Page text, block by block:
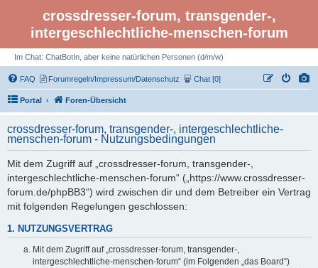
crossdresser-forum, transgender-,
intergeschlechtliche-menschen-forum
Im Chat: ChatBotIn, aber keine natürlichen Personen (d/m/w)
FAQ Forumregeln/Impressum/Datenschutz Chat [0]
Portal Foren-Übersicht
crossdresser-forum, transgender-, intergeschlechtliche-
menschen-forum - Nutzungsbedingungen
Mit dem Zugriff auf „crossdresser-forum, transgender-,
intergeschlechtliche-menschen-forum“ („https://www.crossdresser-
forum.de/phpBB3“) wird zwischen dir und dem Betreiber ein Vertrag
mit folgenden Regelungen geschlossen:
1. NUTZUNGSVERTRAG
Mit dem Zugriff auf „crossdresser-forum, transgender-,
intergeschlechtliche-menschen-forum“ (im Folgenden „das Board“)